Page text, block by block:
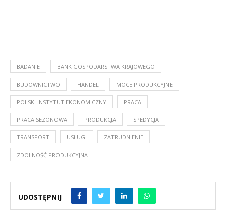
BADANIE BANK GOSPODARSTWA KRAJOWEGO
BUDOWNICTWO HANDEL MOCE PRODUKCYJNE
POLSKI INSTYTUT EKONOMICZNY PRACA
PRACA SEZONOWA PRODUKCJA SPEDYCJA
TRANSPORT USŁUGI ZATRUDNIENIE
ZDOLNOŚĆ PRODUKCYJNA
UDOSTĘPNIJ